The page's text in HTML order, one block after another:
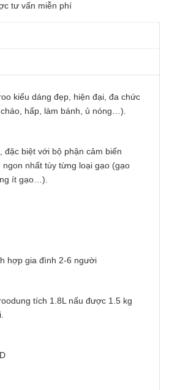
tư vấn miễn phí
kiểu dáng đẹp, hiện đại, đa chức
hấp, làm bánh, ủ nóng…).
đặc biệt với bộ phận cảm biến
ngon nhất tùy từng loại gạo (gạo
ít gạo…).
hợp gia đình 2-6 người
tích 1.8L nấu được 1.5 kg